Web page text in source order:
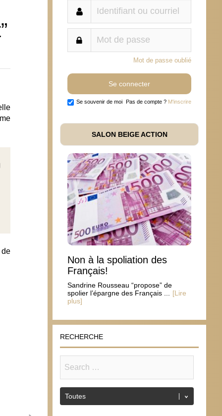
Mot de passe oublié
Se souvenir de moi Pas de compte ? M'inscrire
SALON BEIGE ACTION
Non à la spoliation des
Français!
Sandrine Rousseau “propose” de
spolier l’épargne des Français ...
[Lire
plus]
RECHERCHE